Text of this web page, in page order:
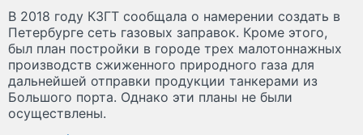
В 2018 году КЗГТ сообщала о намерении создать в
Петербурге сеть газовых заправок. Кроме этого,
был план постройки в городе трех малотоннажных
производств сжиженного природного газа для
дальнейшей отправки продукции танкерами из
Большого порта. Однако эти планы не были
осуществлены.